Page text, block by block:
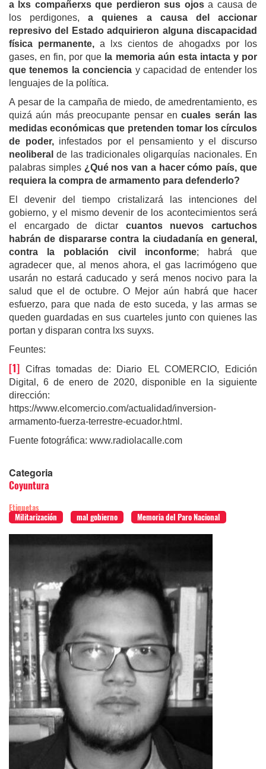
a lxs compañerxs que perdieron sus ojosa causa de
los perdigones,a quienes a causa del accionar
represivo del Estado adquirieron alguna discapacidad
física permanente,a lxs cientos de ahogadxs por los
gases, en fin, por que la memoria aún esta intacta y por
que tenemos la conciencia y capacidad de entender los
lenguajes de la política.
A pesar de la campaña de miedo, de amedrentamiento, es
quizá aún más preocupante pensar encuales serán las
medidas económicas que pretenden tomar los círculos
de poder, infestados por el pensamiento y el discurso
neoliberalde las tradicionales oligarquías nacionales. En
palabras simples¿Qué nos van a hacer cómo país, que
requiera la compra de armamento para defenderlo?
El devenir del tiempo cristalizará las intenciones del
gobierno, y el mismo devenir de los acontecimientos será
el encargado de dictar cuantos nuevos cartuchos
habrán de dispararse contra la ciudadanía en general,
contra la población civil inconforme; habrá que
agradecer que, al menos ahora, el gas lacrimógeno que
usarán no estará caducado y será menos nocivo para la
salud que el de octubre. O Mejor aún habrá que hacer
esfuerzo, para que nada de esto suceda, y las armas se
queden guardadas en sus cuarteles junto con quienes las
portan y disparan contra lxs suyxs.
Feuntes:
[1]
Cifras tomadas de: Diario EL COMERCIO, Edición
Digital, 6 de enero de 2020, disponible en la siguiente
dirección:
https://www.elcomercio.com/actualidad/inversion-
armamento-fuerza-terrestre-ecuador.html.
Fuente fotográfica: www.radiolacalle.com
Categoria
Coyuntura
Etiquetas
Militarización
mal gobierno Memoria del Paro Nacional